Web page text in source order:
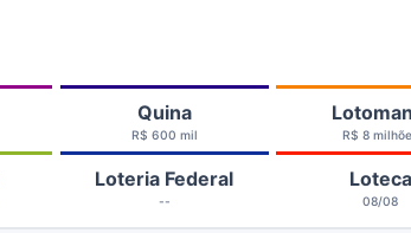
Quina
R$ 600 mil R$ 8
Loteria Federal
--
Loteca
08/08